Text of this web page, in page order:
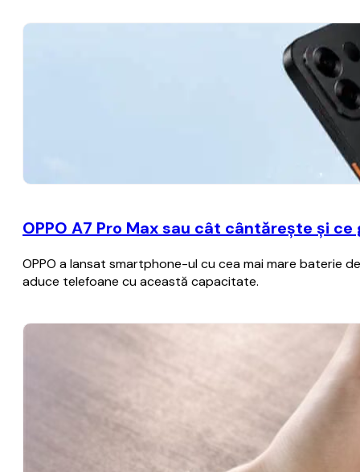
OPPO A7 Pro Max sau cât cântărește și
OPPO a lansat smartphone-ul cu cea mai mare baterie
aduce telefoane cu această capacitate.